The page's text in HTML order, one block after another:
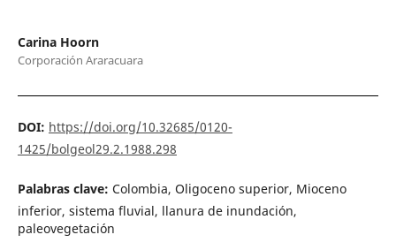
Carina Hoorn
Corporación Araracuara
DOI: https://doi.org/10.32685/0120-
1425/bolgeol29.2.1988.298
Palabras clave: Colombia, Oligoceno superior, Mioceno
inferior, sistema fluvial, llanura de inundación,
paleovegetación